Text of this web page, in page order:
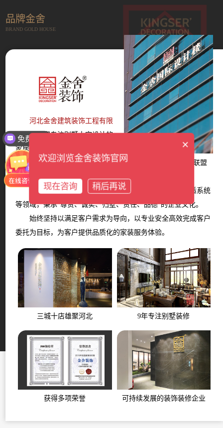
品牌金舍
BRAND GOLD HOUSE
河北金舍建筑装饰工程有限
公司是一家专注别墅大宅设计的
家居服务平台，成立于2014年。
现拥有12大墅级设计师团队、6大服务体系、多家战略联盟
商家。
产品覆盖设计、装修、主材、软装、家电、智能、舒适系统
等领域，秉承“尊贵、诚实、归墅、责任、品德”的企业文化。
始终坚持以满足客户需求为导向，以专业安全高效完成客户
委托为目标，为客户提供品质化的家装服务体验。
三城十店雄聚河北 9年专注别墅装修
获得多项荣誉 可持续发展的装饰装修企业
免费报价 ×
欢迎浏览金舍装饰官网
现在咨询 稍后再说